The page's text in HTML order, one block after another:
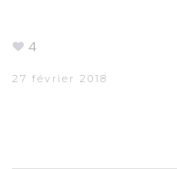
4
27 février 2018